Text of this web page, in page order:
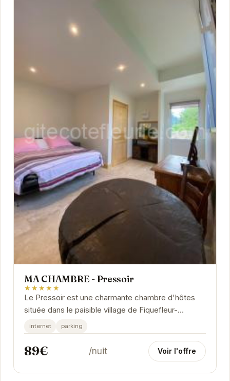
MA CHAMBRE - Pressoir
★★★★★
Le Pressoir est une charmante chambre d'hôtes
située dans le paisible village de Fiquefleur-
Équainville.
internet parking
89€ /nuit Voir l'offre